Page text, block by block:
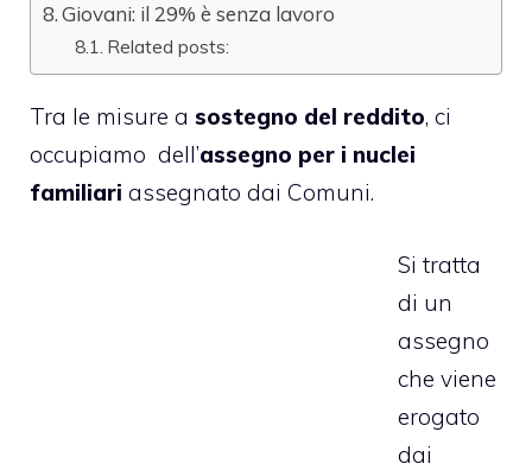
Giovani: il 29% è senza lavoro
Related posts:
Tra le misure a sostegno del reddito, ci
occupiamo dell’assegno per i nuclei
familiari assegnato dai Comuni.
Si tratta
di un
assegno
che viene
erogato
dai